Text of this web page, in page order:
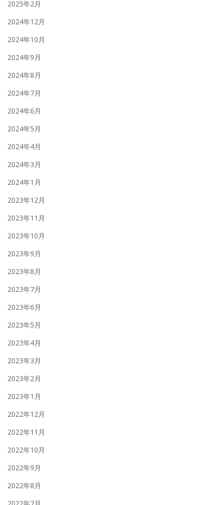
2025年2月
2024年12月
2024年10月
2024年9月
2024年8月
2024年7月
2024年6月
2024年5月
2024年4月
2024年3月
2024年1月
2023年12月
2023年11月
2023年10月
2023年9月
2023年8月
2023年7月
2023年6月
2023年5月
2023年4月
2023年3月
2023年2月
2023年1月
2022年12月
2022年11月
2022年10月
2022年9月
2022年8月
2022年7月